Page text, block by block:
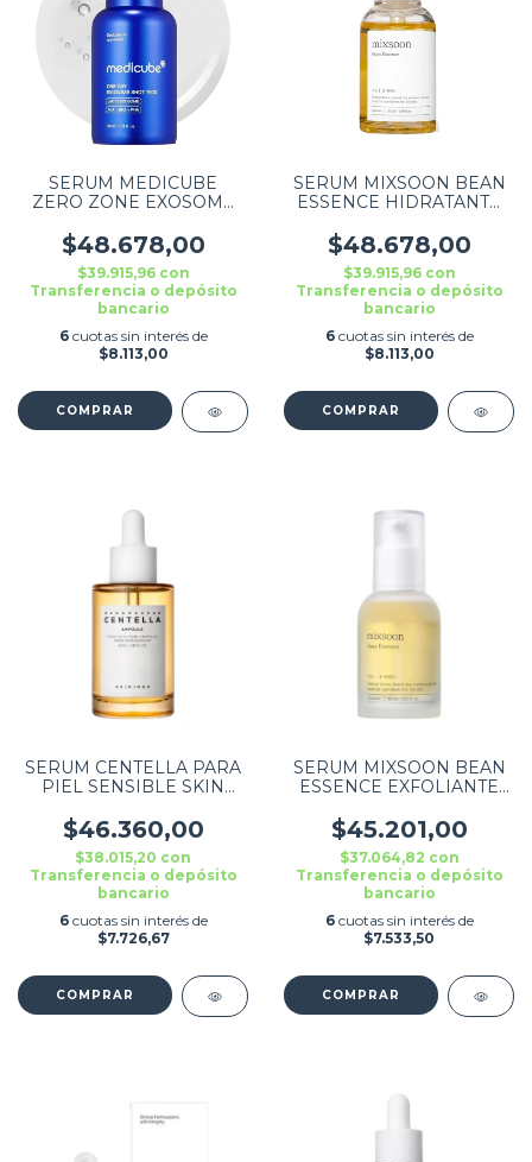
SERUM MEDICUBE
ZERO ZONE EXOSOME
$48.678,00
$39.915,96 con
Transferencia o depósito
bancario
6 cuotas sin interés de
$8.113,00
SERUM MIXSOON BEAN
ESSENCE HIDRATANTE
$48.678,00
$39.915,96 con
Transferencia o depósito
bancario
6 cuotas sin interés de
$8.113,00
SERUM CENTELLA PARA
PIEL SENSIBLE SKIN
$46.360,00
$38.015,20 con
Transferencia o depósito
bancario
6 cuotas sin interés de
$7.726,67
SERUM MIXSOON BEAN
ESSENCE EXFOLIANTE
$45.201,00
$37.064,82 con
Transferencia o depósito
bancario
6 cuotas sin interés de
$7.533,50